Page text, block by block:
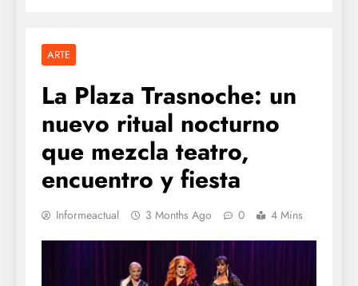
ARTE
La Plaza Trasnoche: un
nuevo ritual nocturno
que mezcla teatro,
encuentro y fiesta
Informeactual 3 Months Ago 0 4 Mins